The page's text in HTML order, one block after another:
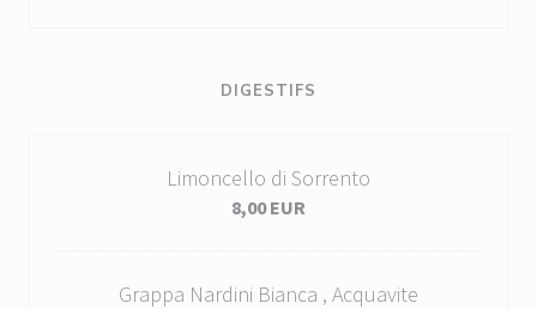
DIGESTIFS
Limoncello di Sorrento
8,00 EUR
Grappa Nardini Bianca , Acquavite